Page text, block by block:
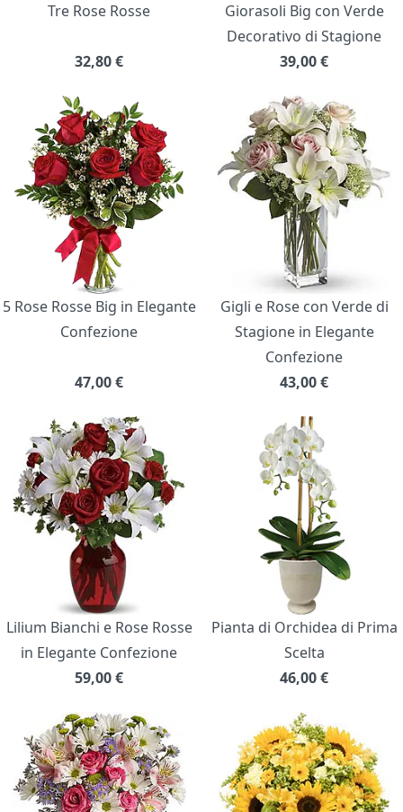
Tre Rose Rosse
32,80€
Giorasoli Big con Verde
Decorativo di Stagione
39,00€
5 Rose Rosse Big in Elegante
Confezione
47,00€
Gigli e Rose con Verde di
Stagione in Elegante
Confezione
43,00€
Lilium Bianchi e Rose Rosse
in Elegante Confezione
59,00€
Pianta di Orchidea di Prima
Scelta
46,00€